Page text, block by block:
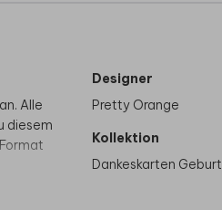
Alle
diesem
Designer
Pretty Orange
Kollektion
Dankeskarten Geburt